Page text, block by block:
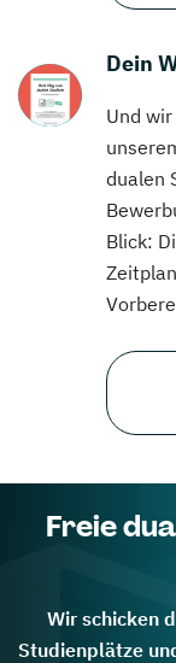
Dein
Und
dualen
Blick:
Freie
Wir schicken
Studienplätze